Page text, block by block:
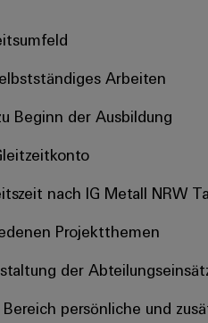
Arbeiten
Beginn der Ausbildung
nach IG Metall NRW
Projektthemen
der
persönliche und